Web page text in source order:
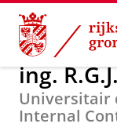
Skip
Content
Skip
Navigation
Over ons
ing.
Universitair
Internal